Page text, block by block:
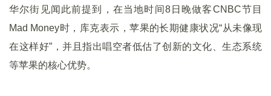
华尔街见闻此前提到，在当地时间8日晚做客CNBC节目
Mad Money时，库克表示，苹果的长期健康状况“从未像现
在这样好”，并且指出唱空者低估了创新的文化、生态系统
等苹果的核心优势。